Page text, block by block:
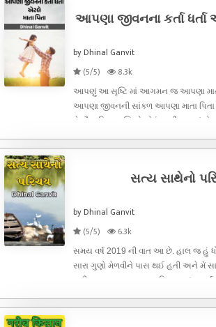
આપણા જીવનના કર્તા ધર્તા
by Dhinal Ganvit
(5/5)
8.3k
આપણું આ સૃષ્ટિ માં આગમન જ આપણા
આપણા જીવનની સાંકળ આપણા માતા પિતા
છે. વૈજ્ઞાનિક દ્રષ્ટિએ થોડું અહીં જણાવું તો
ક્રોમોઝોમ(રંગસૂત્ર) પૈકી સ
સત્ય સાથેનો
by Dhinal Ganvit
(5/5)
6.3k
સમય વર્ષ 2019 ની વાત આ છે. હાલ જ હું
સારા ગુણો મેળવીને પાસ થઈ હતી અને મેં
હતી.શરૂઆતના સાયન્સ ફિલ્ડ પસંદ કર્યા
દરમિયાન